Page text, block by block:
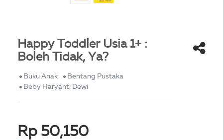
Happy Toddler Usia 1+ :
Boleh Tidak, Ya?
Buku Anak
Bentang Pustaka
Beby Haryanti Dewi
Rp 50,150